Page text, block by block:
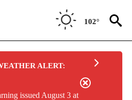
102°
ALERT:
issued August 3 at